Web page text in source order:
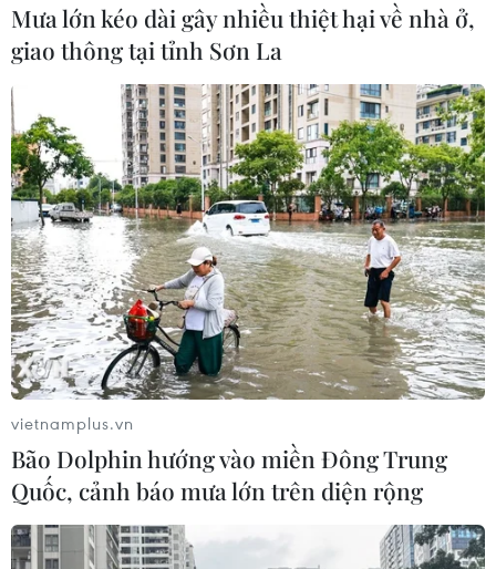
Mưa lớn kéo dài gây nhiều thiệt hại về nhà ở,
giao thông tại tỉnh Sơn La
vietnamplus.vn
Bão Dolphin hướng vào miền Đông Trung
Quốc, cảnh báo mưa lớn trên diện rộng